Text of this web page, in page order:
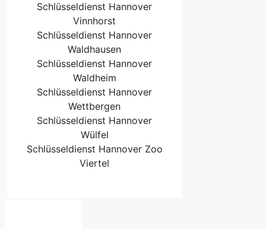
Schlüsseldienst Hannover
Vinnhorst
Schlüsseldienst Hannover
Waldhausen
Schlüsseldienst Hannover
Waldheim
Schlüsseldienst Hannover
Wettbergen
Schlüsseldienst Hannover
Wülfel
Schlüsseldienst Hannover Zoo
Viertel